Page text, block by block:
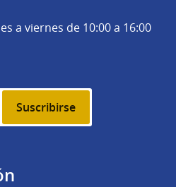
a viernes de 10:00 a 16:00